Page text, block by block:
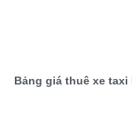
Bảng giá thuê xe taxi